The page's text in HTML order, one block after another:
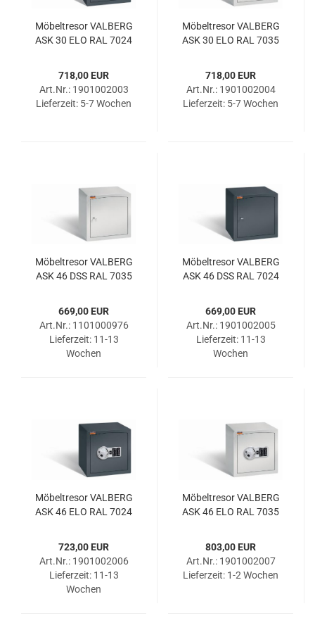
Mö­bel­tre­sor VAL­BERG
ASK 30 ELO RAL 7024
718,00 EUR
Art.Nr.: 1901002003
Lieferzeit: 5-7 Wochen
Mö­bel­tre­sor VAL­BERG
ASK 30 ELO RAL 7035
718,00 EUR
Art.Nr.: 1901002004
Lieferzeit: 5-7 Wochen
Mö­bel­tre­sor VAL­BERG
ASK 46 DSS RAL 7035
669,00 EUR
Art.Nr.: 1101000976
Lieferzeit: 11-13
Wochen
Mö­bel­tre­sor VAL­BERG
ASK 46 DSS RAL 7024
669,00 EUR
Art.Nr.: 1901002005
Lieferzeit: 11-13
Wochen
Mö­bel­tre­sor VAL­BERG
ASK 46 ELO RAL 7024
723,00 EUR
Art.Nr.: 1901002006
Lieferzeit: 11-13
Wochen
Mö­bel­tre­sor VAL­BERG
ASK 46 ELO RAL 7035
803,00 EUR
Art.Nr.: 1901002007
Lieferzeit: 1-2 Wochen